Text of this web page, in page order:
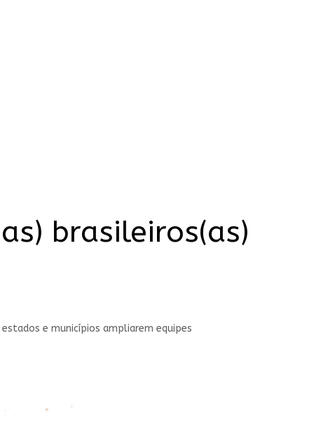
brasileiros(as)
e municípios ampliarem equipes